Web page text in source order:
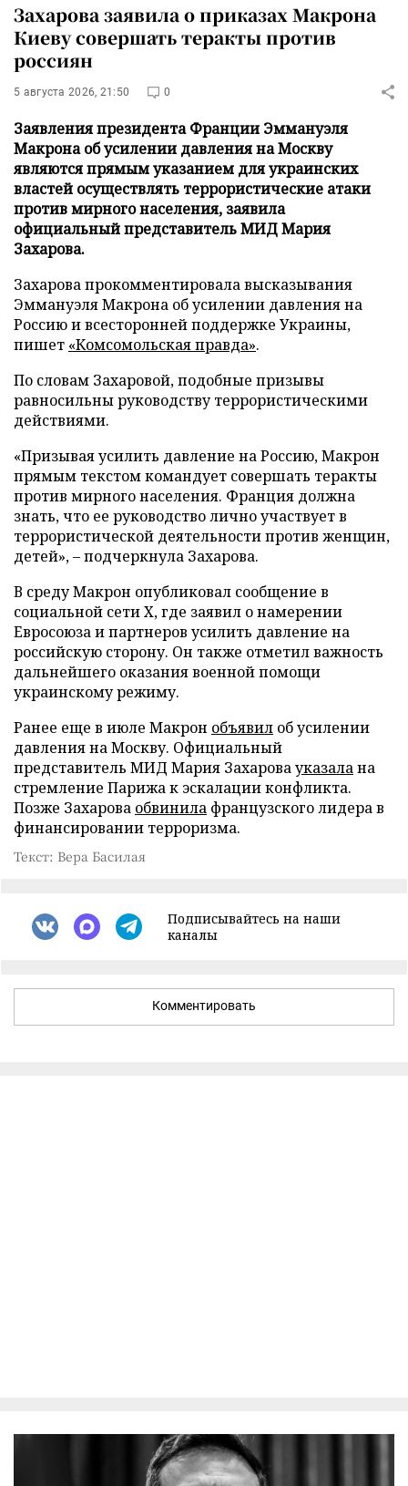
Захарова заявила о приказах Макрона
Киеву совершать теракты против
россиян
5 августа 2026, 21:50 0
Заявления президента Франции Эммануэля
Макрона об усилении давления на Москву
являются прямым указанием для украинских
властей осуществлять террористические атаки
против мирного населения, заявила
официальный представитель МИД Мария
Захарова.
Захарова прокомментировала высказывания
Эммануэля Макрона об усилении давления на
Россию и всесторонней поддержке Украины,
пишет «Комсомольская правда».
По словам Захаровой, подобные призывы
равносильны руководству террористическими
действиями.
«Призывая усилить давление на Россию, Макрон
прямым текстом командует совершать теракты
против мирного населения. Франция должна
знать, что ее руководство лично участвует в
террористической деятельности против женщин,
детей», – подчеркнула Захарова.
В среду Макрон опубликовал сообщение в
социальной сети X, где заявил о намерении
Евросоюза и партнеров усилить давление на
российскую сторону. Он также отметил важность
дальнейшего оказания военной помощи
украинскому режиму.
Ранее еще в июле Макрон объявил об усилении
давления на Москву. Официальный
представитель МИД Мария Захаровауказалана
стремление Парижа к эскалации конфликта.
Позже Захарова обвинила французского лидера в
финансировании терроризма.
Текст: Вера Басилая
Подписывайтесь на наши
каналы
Комментировать